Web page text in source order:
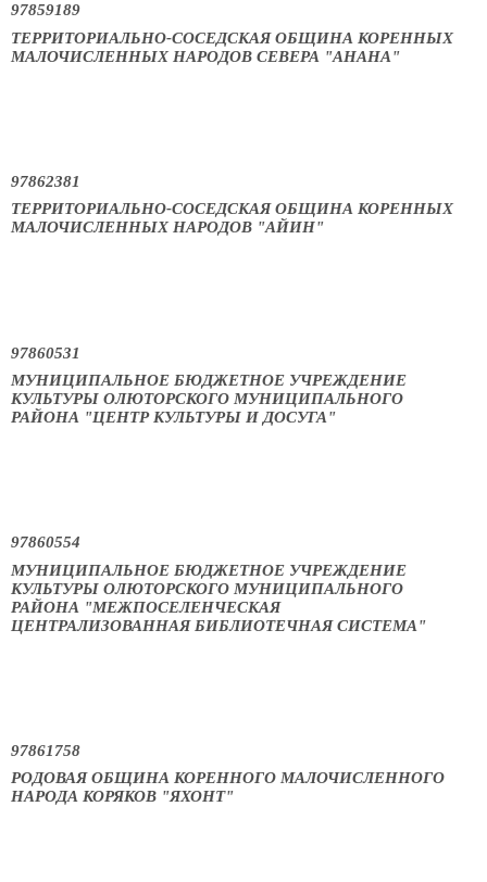
97859189
ТЕРРИТОРИАЛЬНО-СОСЕДСКАЯ ОБЩИНА КОРЕННЫХ
МАЛОЧИСЛЕННЫХ НАРОДОВ СЕВЕРА "АНАНА"
97862381
ТЕРРИТОРИАЛЬНО-СОСЕДСКАЯ ОБЩИНА КОРЕННЫХ
МАЛОЧИСЛЕННЫХ НАРОДОВ "АЙИН"
97860531
МУНИЦИПАЛЬНОЕ БЮДЖЕТНОЕ УЧРЕЖДЕНИЕ
КУЛЬТУРЫ ОЛЮТОРСКОГО МУНИЦИПАЛЬНОГО
РАЙОНА "ЦЕНТР КУЛЬТУРЫ И ДОСУГА"
97860554
МУНИЦИПАЛЬНОЕ БЮДЖЕТНОЕ УЧРЕЖДЕНИЕ
КУЛЬТУРЫ ОЛЮТОРСКОГО МУНИЦИПАЛЬНОГО
РАЙОНА "МЕЖПОСЕЛЕНЧЕСКАЯ
ЦЕНТРАЛИЗОВАННАЯ БИБЛИОТЕЧНАЯ СИСТЕМА"
97861758
РОДОВАЯ ОБЩИНА КОРЕННОГО МАЛОЧИСЛЕННОГО
НАРОДА КОРЯКОВ "ЯХОНТ"